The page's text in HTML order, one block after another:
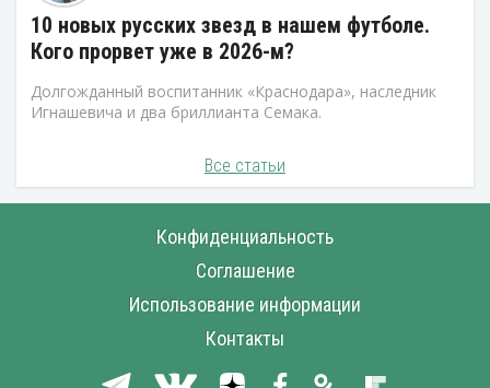
10 новых русских звезд в нашем футболе.
Кого прорвет уже в 2026-м?
Долгожданный воспитанник «Краснодара», наследник
Игнашевича и два бриллианта Семака.
Все статьи
Конфиденциальность
Соглашение
Использование информации
Контакты